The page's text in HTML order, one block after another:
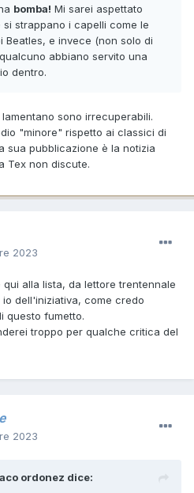
bomba! Mi sarei aspettato
strappano i capelli come le
Beatles, e invece (non solo di
abbiano servito una
dentro.
sono irrecuperabili.
"minore" rispetto ai classici di
sua pubblicazione è la notizia
Tex non discute.
2023
alla lista, da lettore trentennale
dell'iniziativa, come credo
questo fumetto.
troppo per qualche critica del
2023
ordonez dice: